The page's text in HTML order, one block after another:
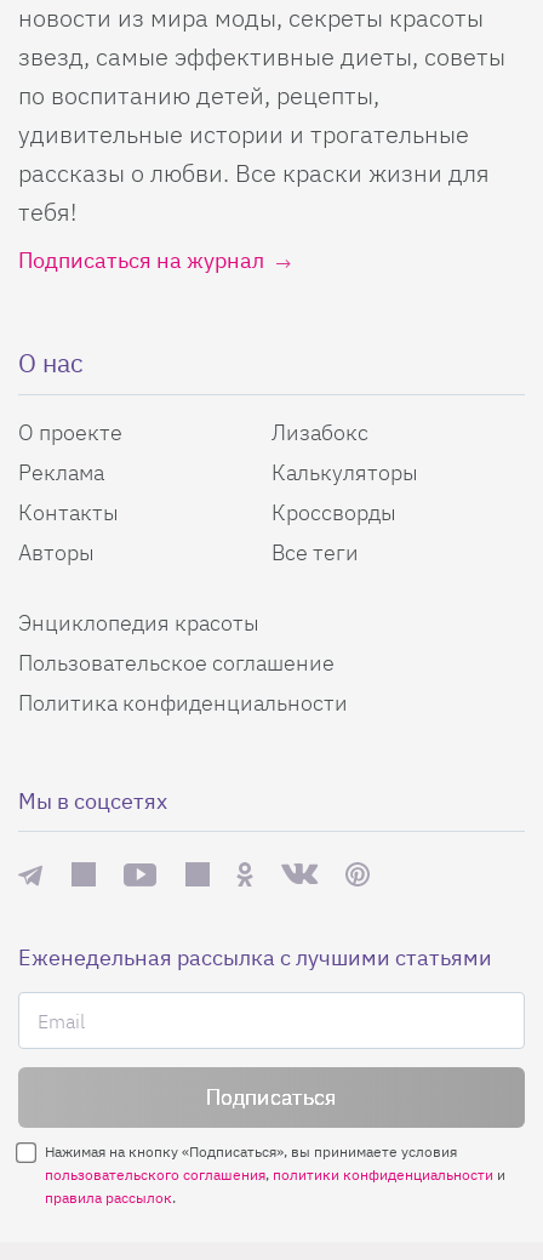
новости из мира моды, секреты красоты
звезд, самые эффективные диеты, советы
по воспитанию детей, рецепты,
удивительные истории и трогательные
рассказы о любви. Все краски жизни для
тебя!
Подписаться на журнал
О нас
О проекте
Реклама
Контакты
Авторы
Лизабокс
Калькуляторы
Кроссворды
Все теги
Энциклопедия красоты
Пользовательское соглашение
Политика конфиденциальности
Мы в соцсетях
Еженедельная рассылка с лучшими статьями
Нажимая на кнопку «Подписаться», вы принимаете условия
пользовательского соглашения, политики конфиденциальности и
правила рассылок.